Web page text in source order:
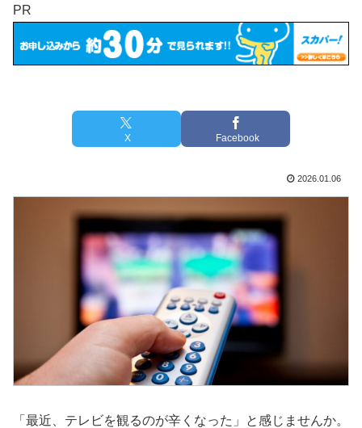
PR
X Facebook
2026.01.06
「最近、テレビを観るのが辛くなった」と感じませんか。